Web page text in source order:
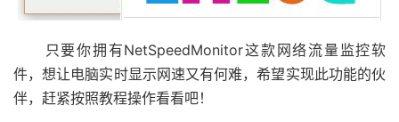
只要你拥有NetSpeedMonitor这款网络流量监控软
件，想让电脑实时显示网速又有何难，希望实现此功能的伙
伴，赶紧按照教程操作看看吧！